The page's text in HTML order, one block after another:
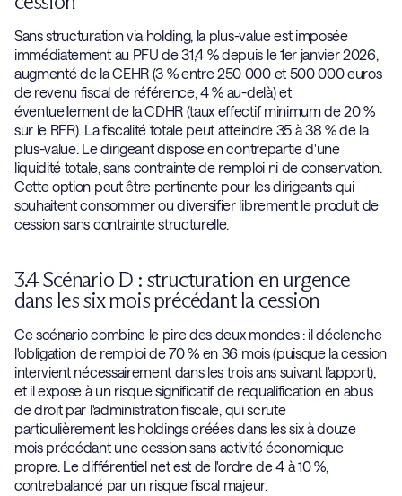
Sans structuration via holding, la plus-value est imposée
immédiatement au PFU de 31,4 % depuis le 1er janvier 2026,
augmenté de la CEHR (3 % entre 250 000 et 500 000 euros
de revenu fiscal de référence, 4 % au-delà) et
éventuellement de la CDHR (taux effectif minimum de 20 %
sur le RFR). La fiscalité totale peut atteindre 35 à 38 % de la
plus-value. Le dirigeant dispose en contrepartie d'une
liquidité totale, sans contrainte de remploi ni de conservation.
Cette option peut être pertinente pour les dirigeants qui
souhaitent consommer ou diversifier librement le produit de
cession sans contrainte structurelle.
3.4 Scénario D : structuration en urgence
dans les six mois précédant la cession
Ce scénario combine le pire des deux mondes : il déclenche
l'obligation de remploi de 70 % en 36 mois (puisque la cession
intervient nécessairement dans les trois ans suivant l'apport),
et il expose à un risque significatif de requalification en abus
de droit par l'administration fiscale, qui scrute
particulièrement les holdings créées dans les six à douze
mois précédant une cession sans activité économique
propre. Le différentiel net est de l'ordre de 4 à 10 %,
contrebalancé par un risque fiscal majeur.